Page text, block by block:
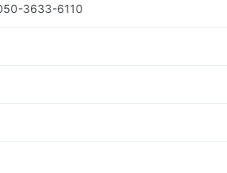
3633-6110